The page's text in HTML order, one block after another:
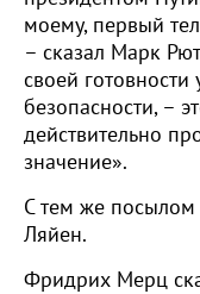
моему, первый
– сказал Марк
своей готовности
безопасности, –
действительно
значение».
С тем же посылом
Ляйен.
Фридрих Мерц